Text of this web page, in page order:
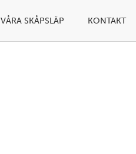
VÅRA SKÅPSLÄP KONTAKT